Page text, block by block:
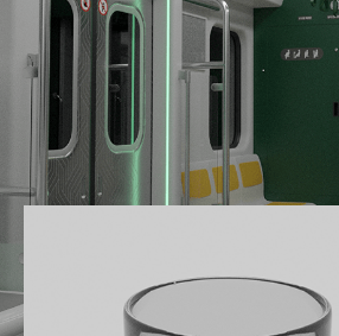
최종 배경 씬
완성할 수 있
Part 01. 간단한 오브